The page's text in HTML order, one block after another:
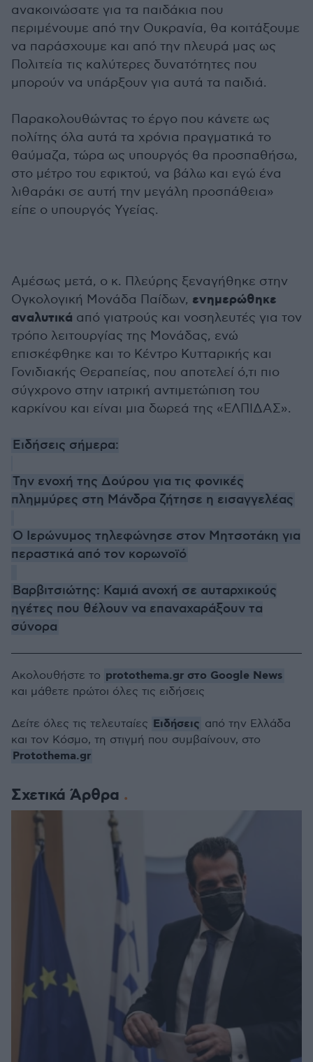
ανακοινώσατε για τα παιδάκια που
περιμένουμε από την Ουκρανία, θα κοιτάξουμε
να παράσχουμε και από την πλευρά μας ως
Πολιτεία τις καλύτερες δυνατότητες που
μπορούν να υπάρξουν για αυτά τα παιδιά.
Παρακολουθώντας το έργο που κάνετε ως
πολίτης όλα αυτά τα χρόνια πραγματικά το
θαύμαζα, τώρα ως υπουργός θα προσπαθήσω,
στο μέτρο του εφικτού, να βάλω και εγώ ένα
λιθαράκι σε αυτή την μεγάλη προσπάθεια»
είπε ο υπουργός Υγείας.
Αμέσως μετά, ο κ. Πλεύρης ξεναγήθηκε στην
Ογκολογική Μονάδα Παίδων, ενημερώθηκε
αναλυτικά από γιατρούς και νοσηλευτές για τον
τρόπο λειτουργίας της Μονάδας, ενώ
επισκέφθηκε και το Κέντρο Κυτταρικής και
Γονιδιακής Θεραπείας, που αποτελεί ό,τι πιο
σύγχρονο στην ιατρική αντιμετώπιση του
καρκίνου και είναι μια δωρεά της «ΕΛΠΙΔΑΣ».
Ειδήσεις σήμερα:
Την ενοχή της Δούρου για τις φονικές
πλημμύρες στη Μάνδρα ζήτησε η εισαγγελέας
Ο Ιερώνυμος τηλεφώνησε στον Μητσοτάκη για
περαστικά από τον κορωνοϊό
Βαρβιτσιώτης: Καμιά ανοχή σε αυταρχικούς
ηγέτες που θέλουν να επαναχαράξουν τα
σύνορα
Σχετικά Άρθρα
Ακολουθήστε το protothema.gr στο Google News
και μάθετε πρώτοι όλες τις ειδήσεις
Δείτε όλες τις τελευταίες Ειδήσεις από την Ελλάδα
και τον Κόσμο, τη στιγμή που συμβαίνουν, στο
Protothema.gr